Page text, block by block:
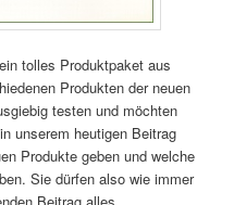
tolles Produktpaket aus
Produkten der neuen
testen und möchten
unserem heutigen Beitrag
Produkte geben und welche
Sie dürfen also wie immer